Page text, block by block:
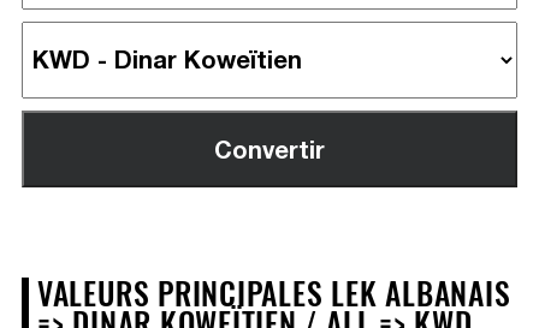
VALEURS PRINCIPALES LEK ALBANAIS